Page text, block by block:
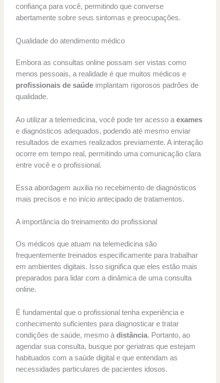
confiança para você, permitindo que converse
abertamente sobre seus sintomas e preocupações.
Qualidade do atendimento médico
Embora as consultas online possam ser vistas como
menos pessoais, a realidade é que muitos médicos e
profissionais de saúdeimplantam rigorosos padrões de
qualidade.
Ao utilizar a telemedicina, você pode ter acesso a exames
e diagnósticos adequados, podendo até mesmo enviar
resultados de exames realizados previamente. A interação
ocorre em tempo real, permitindo uma comunicação clara
entre você e o profissional.
Essa abordagem auxilia no recebimento de diagnósticos
mais precisos e no início antecipado de tratamentos.
A importância do treinamento do profissional
Os médicos que atuam na telemedicina são
frequentemente treinados especificamente para trabalhar
em ambientes digitais. Isso significa que eles estão mais
preparados para lidar com a dinâmica de uma consulta
online.
É fundamental que o profissional tenha experiência e
conhecimento suficientes para diagnosticar e tratar
condições de saúde, mesmo à distância. Portanto, ao
agendar sua consulta, busque por geriatras que estejam
habituados com a saúde digital e que entendam as
necessidades particulares de pacientes idosos.